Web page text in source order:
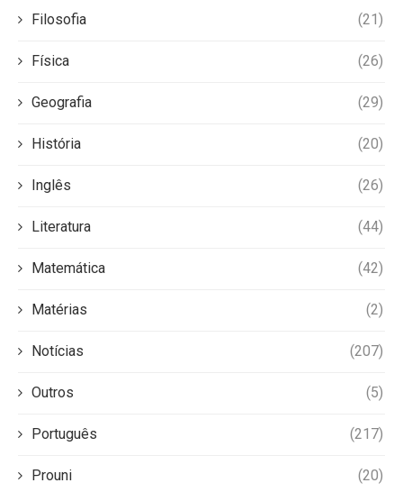
Filosofia (21)
Física (26)
Geografia (29)
História (20)
Inglês (26)
Literatura (44)
Matemática (42)
Matérias (2)
Notícias (207)
Outros (5)
Português (217)
Prouni (20)